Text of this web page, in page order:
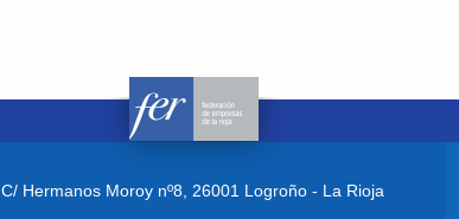
C/ Hermanos Moroy nº8, 26001 Logroño - La Rioja